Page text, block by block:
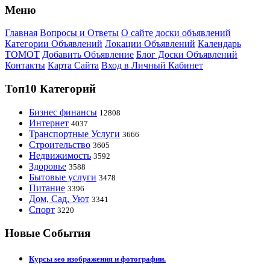
Меню
Главная Вопросы и Ответы О сайте доски объявлений
Категории Объявлений Локации Объявлений Календарь
ТОМОТ Добавить Объявление Блог Доски Объявлений
Контакты Карта Сайта Вход в Личный Кабинет
Топ10 Категорий
Бизнес финансы 12808
Интернет 4037
Транспортные Услуги 3666
Строительство 3605
Недвижимость 3592
Здоровье 3588
Бытовые услуги 3478
Питание 3396
Дом, Сад, Уют 3341
Спорт 3220
Новые События
Курсы seo изображения и фотографии.